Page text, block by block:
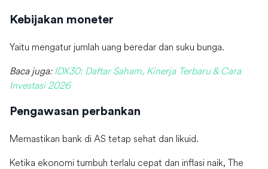
Kebijakan moneter
Yaitu mengatur jumlah uang beredar dan suku bunga.
Baca juga: IDX30: Daftar Saham, Kinerja Terbaru & Cara
Investasi 2026
Pengawasan perbankan
Memastikan bank di AS tetap sehat dan likuid.
Ketika ekonomi tumbuh terlalu cepat dan inflasi naik, The